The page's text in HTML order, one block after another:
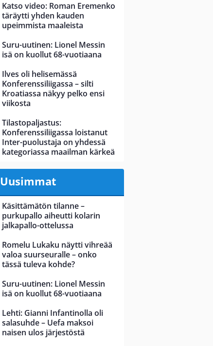
Katso video: Roman Eremenko
täräytti yhden kauden
upeimmista maaleista
Suru-uutinen: Lionel Messin
isä on kuollut 68-vuotiaana
Ilves oli helisemässä
Konferenssiliigassa – silti
Kroatiassa näkyy pelko ensi
viikosta
Tilastopaljastus:
Konferenssiliigassa loistanut
Inter-puolustaja on yhdessä
kategoriassa maailman kärkeä
Uusimmat
Käsittämätön tilanne –
purkupallo aiheutti kolarin
jalkapallo-ottelussa
Romelu Lukaku näytti vihreää
valoa suurseuralle – onko
tässä tuleva kohde?
Suru-uutinen: Lionel Messin
isä on kuollut 68-vuotiaana
Lehti: Gianni Infantinolla oli
salasuhde – Uefa maksoi
naisen ulos järjestöstä